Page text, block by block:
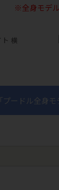
※全身モデ
「プードル全身